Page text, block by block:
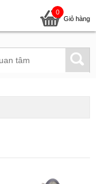
0
Giỏ hàng